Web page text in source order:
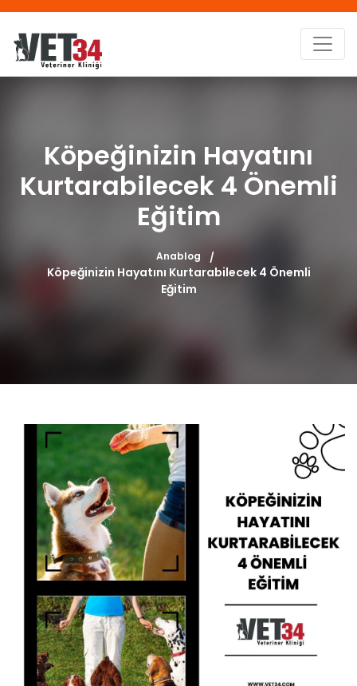
Köpeğinizin Hayatını
Kurtarabilecek 4 Önemli
Eğitim
Anablog
Köpeğinizin Hayatını Kurtarabilecek 4 Önemli
Eğitim